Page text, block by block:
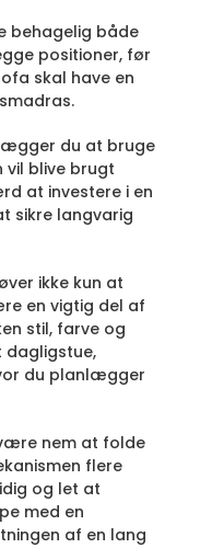
behagelig både
positioner, før
skal have en
du at bruge
vil blive brugt
at investere i en
sikre langvarig
ikke kun at
en vigtig del af
stil, farve og
dagligstue,
du planlægger
nem at folde
flere
og let at
med en
af en lang